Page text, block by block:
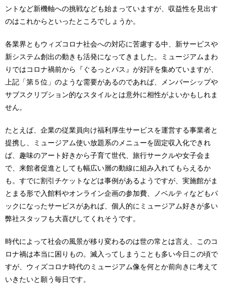
ントなど新機軸への挑戦なども始まっていますが、収益性を見出す
のはこれからといったところでしょうか。
各業界ともウィズコロナ社会への対応に苦慮する中、新サービスや
新システム創出の動きも活発になってきました。ミュージアムまわ
りではコロナ禍前から『ぐるっとパス』が好評を集めていますが、
上記「第５位」のような需要があるのであれば、メンバーシップや
サブスクリプション的なスタイルとは意外に相性がよいかもしれま
せん。
たとえば、企業の従業員向け福利厚生サービスを運営する事業者と
提携し、ミュージアム使い放題系のメニューを固定収入化できれ
ば、趣味のアート好きから子育て世代、旅行サークルや女子会ま
で、来館者促進としても幅広い層の動線に組み入れてもらえるか
も。すでに割引チケットなどは事例があるようですが、実施館がま
とまる形で入館料やオンライン企画の参加費、ノベルティなどもパ
ックになったサービスがあれば、個人的にミュージアム好きが多い
弊社スタッフも大喜びしてくれそうです。
時代によって社会の風景が移り変わるのは世の常とは言え、このコ
ロナ禍は本当に困りもの。滅入ってしまうことも多い今日この頃で
すが、ウィズコロナ時代のミュージアム像を何とか前向きに考えて
いきたいと願う毎日です。